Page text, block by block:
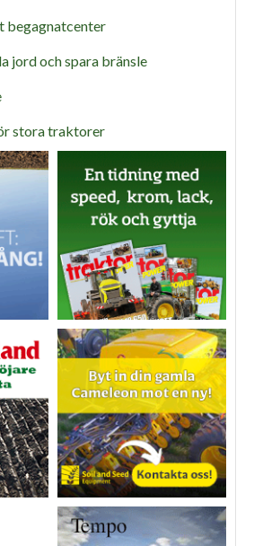
begagnatcenter
jord och spara bränsle
stora traktorer